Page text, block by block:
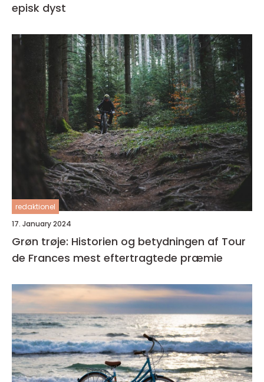
episk dyst
redaktionel
17. January 2024
Grøn trøje: Historien og betydningen af Tour
de Frances mest eftertragtede præmie